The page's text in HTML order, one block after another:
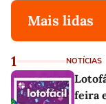
Mais lidas
1 NOTÍCIAS
feira